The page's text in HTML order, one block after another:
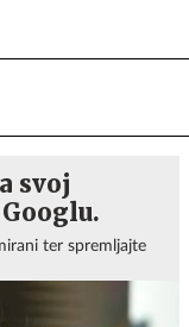
svoj
ter spremljajte